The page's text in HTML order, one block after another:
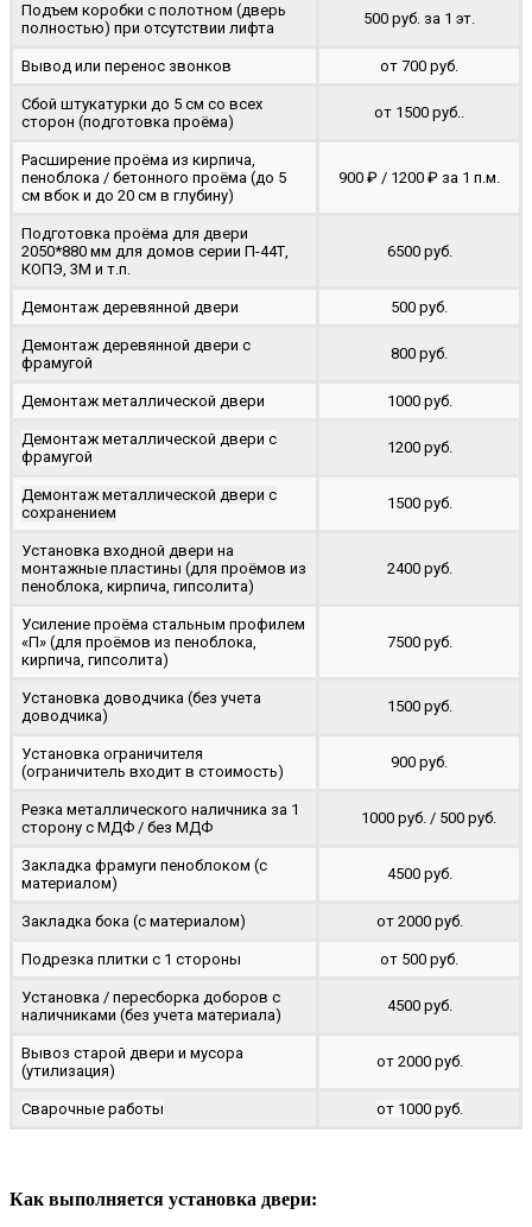
Подъем коробки с полотном (дверь
полностью) при отсутствии лифта
500 руб. за 1 эт.
Вывод или перенос звонков от 700 руб.
Сбой штукатурки до 5 см со всех
сторон (подготовка проёма)
от 1500 руб..
Расширение проёма из кирпича,
пеноблока / бетонного проёма (до 5
cм вбок и до 20 см в глубину)
900 ₽ / 1200 ₽ за 1 п.м.
Подготовка проёма для двери
2050*880 мм для домов серии П-44Т,
КОПЭ, 3М и т.п.
6500 руб.
Демонтаж деревянной двери 500 руб.
Демонтаж деревянной двери с
фрамугой
800 руб.
Демонтаж металлической двери 1000 руб.
Демонтаж металлической двери с
фрамугой
1200 руб.
Демонтаж металлической двери с
сохранением
1500 руб.
Установка входной двери на
монтажные пластины (для проёмов из
пеноблока, кирпича, гипсолита)
2400 руб.
Усиление проёма стальным профилем
«П» (для проёмов из пеноблока,
кирпича, гипсолита)
7500 руб.
Установка доводчика (без учета
доводчика)
1500 руб.
Установка ограничителя
(ограничитель входит в стоимость)
900 руб.
Резка металлического наличника за 1
сторону с МДФ / без МДФ
1000 руб. / 500 руб.
Закладка фрамуги пеноблоком (с
материалом)
4500 руб.
Закладка бока (с материалом) от 2000 руб.
Подрезка плитки с 1 стороны от 500 руб.
Установка / пересборка доборов с
наличниками (без учета материала)
4500 руб.
Вывоз старой двери и мусора
(утилизация)
от 2000 руб.
Сварочные работы от 1000 руб.
Как выполняется установка двери: